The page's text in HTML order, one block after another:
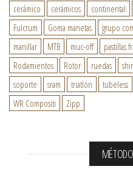
cerámico
cerámicos continental
Fulcrum
Goma manetas grupo
manillar
MTB muc-off pastillas
Rodamientos
Rotor ruedas
soporte
sram triatlón tubeless
WR Compositi
Zipp